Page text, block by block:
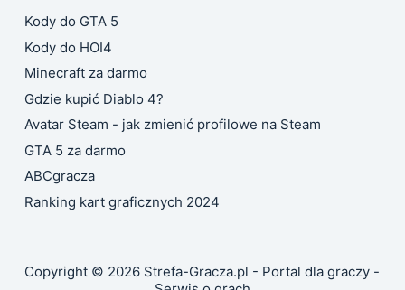
Kody do GTA 5
Kody do HOI4
Minecraft za darmo
Gdzie kupić Diablo 4?
Avatar Steam - jak zmienić profilowe na Steam
GTA 5 za darmo
ABCgracza
Ranking kart graficznych 2024
Copyright © 2026 Strefa-Gracza.pl - Portal dla graczy -